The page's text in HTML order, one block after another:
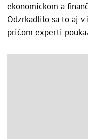
ekonomickom a
Odzrkadlilo sa to aj
pričom experti